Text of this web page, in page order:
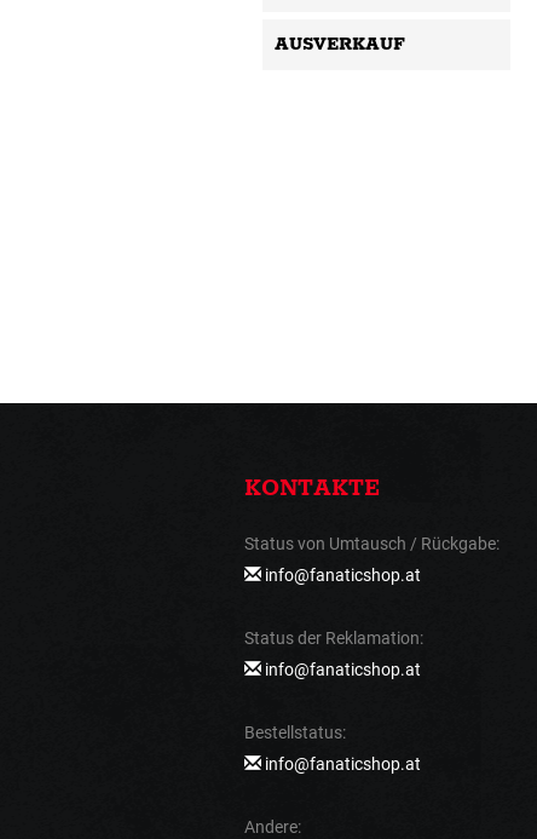
AUSVERKAUF
KONTAKTE
Status von Umtausch / Rückgabe:
info@fanaticshop.at
Status der Reklamation:
info@fanaticshop.at
Bestellstatus:
info@fanaticshop.at
Andere: